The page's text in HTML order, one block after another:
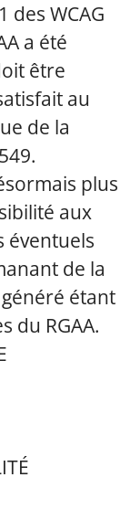
des WCAG
a été
être
au
de la
plus
aux
éventuels
de la
étant
du RGAA.